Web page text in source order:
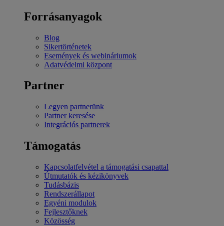
Forrásanyagok
Blog
Sikertörténetek
Események és webináriumok
Adatvédelmi központ
Partner
Legyen partnerünk
Partner keresése
Integrációs partnerek
Támogatás
Kapcsolatfelvétel a támogatási csapattal
Útmutatók és kézikönyvek
Tudásbázis
Rendszerállapot
Egyéni modulok
Fejlesztőknek
Közösség